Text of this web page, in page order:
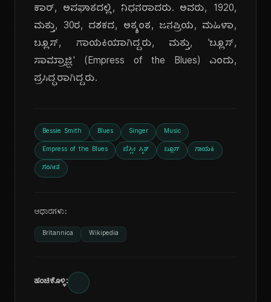
ಕಾರ್, ಅಪಘಾತದಲ್ಲಿ, ನಿಧನರಾದರು. ಅವರು, 1920,
ಮತ್ತು, 30ರ, ದಶಕದ, ಅತ್ಯಂತ, ಜನಪ್ರಿಯ, ಮಹಿಳಾ,
ಬ್ಲೂಸ್, ಗಾಯಕಿಯಾಗಿದ್ದರು, ಮತ್ತು, 'ಬ್ಲೂಸ್,
ಸಾಮ್ರಾಜ್ಞಿ' (Empress of the Blues) ಎಂದು,
ಪ್ರಸಿದ್ಧರಾಗಿದ್ದರು.
Bessie Smith Blues Singer Music
Empress of the Blues ಬೆಸ್ಸೀ ಸ್ಮಿತ್ ಬ್ಲೂಸ್ ಗಾಯಕಿ
ಸಂಗೀತ
ಆಧಾರಗಳು:
Britannica Wikipedia
ಹಂಚಿಕೊಳ್ಳಿ: